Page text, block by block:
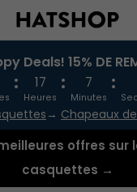
har blivit tillagd i
Deals! 15% DE
17
Heures
7
Minutes
→ Chapeaux
offres sur
casquettes →